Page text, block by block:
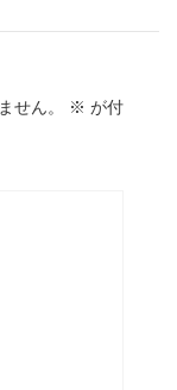
せん。 ※ が付